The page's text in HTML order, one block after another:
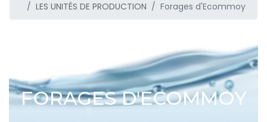
LES UNITÉS DE PRODUCTION
Forages d'Ecommoy
FORAGES D'ECOMMOY